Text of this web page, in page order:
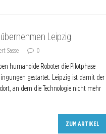
Leipzig
Sasse 0
humanoide Roboter die Pilotphase
gestartet. Leipzig ist damit der
an dem die Technologie nicht mehr
ZUM ARTIKEL